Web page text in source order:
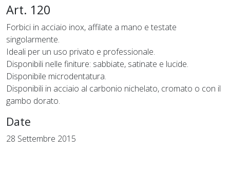
Art. 120
Forbici in acciaio inox, affilate a mano e testate
singolarmente.
Ideali per un uso privato e professionale.
Disponibili nelle finiture: sabbiate, satinate e lucide.
Disponibile microdentatura.
Disponibili in acciaio al carbonio nichelato, cromato o con il
gambo dorato.
Date
28 Settembre 2015